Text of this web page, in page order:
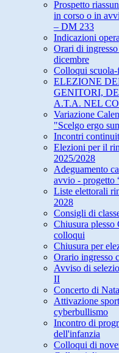
Prospetto
in corso o in
– DM 233
Indicazioni
Orari di
dicembre
Colloqui scuola-
ELEZIONE
GENITORI,
A.T.A. NEL
Variazione
"Scelgo ergo
Incontri
Elezioni per il
2025/2028
Adeguamento
avvio -
Liste elettorali
2028
Consigli di
Chiusura plesso
colloqui
Chiusura per
Orario ingresso
Avviso di
II
Concerto di
Attivazione
cyberbullismo
Incontro di
dell'infanzia
Colloqui di